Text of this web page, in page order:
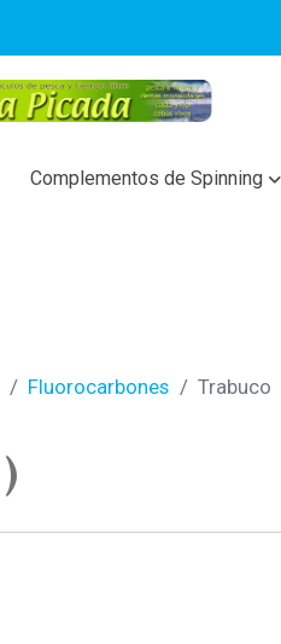
Complementos de Spinning
Fluorocarbones Trabuco
)